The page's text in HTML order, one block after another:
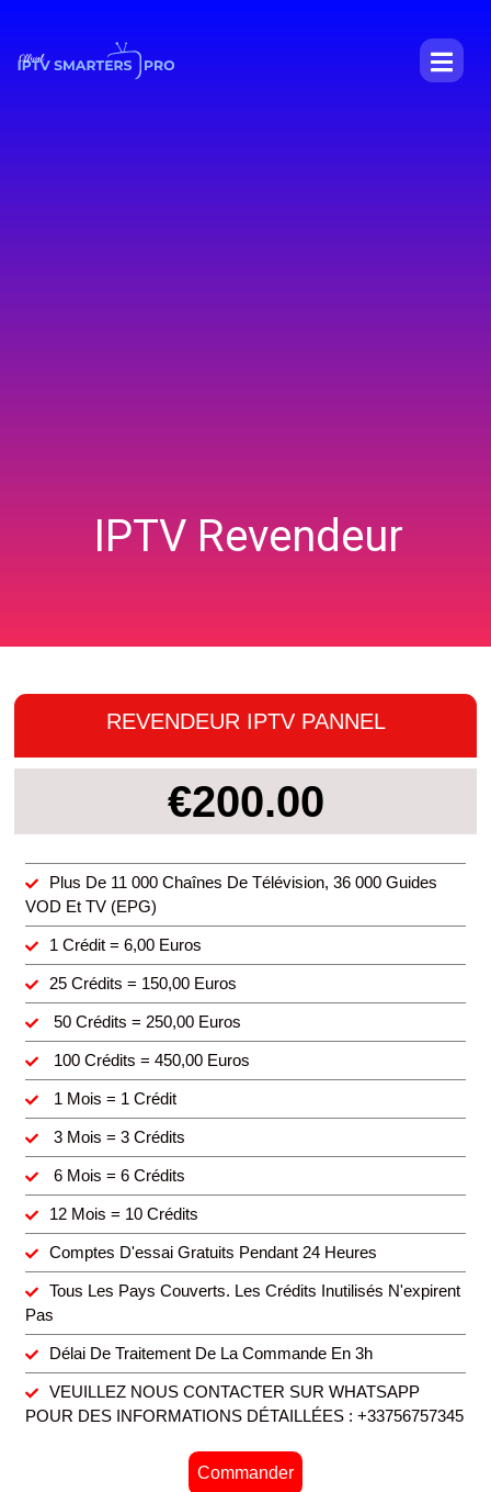
IPTV Revendeur
REVENDEUR IPTV PANNEL
€200.00
Plus De 11 000 Chaînes De Télévision, 36 000 Guides
VOD Et TV (EPG)
1 Crédit = 6,00 Euros
25 Crédits = 150,00 Euros
50 Crédits = 250,00 Euros
100 Crédits = 450,00 Euros
1 Mois = 1 Crédit
3 Mois = 3 Crédits
6 Mois = 6 Crédits
12 Mois = 10 Crédits
Comptes D'essai Gratuits Pendant 24 Heures
Tous Les Pays Couverts. Les Crédits Inutilisés N'expirent
Pas
Délai De Traitement De La Commande En 3h
VEUILLEZ NOUS CONTACTER SUR WHATSAPP
POUR DES INFORMATIONS DÉTAILLÉES : +33756757345
Commander